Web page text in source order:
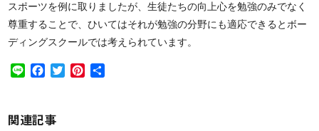
スポーツを例に取りましたが、生徒たちの向上心を勉強のみでなく
尊重することで、ひいてはそれが勉強の分野にも適応できるとボー
ディングスクールでは考えられています。
Line Facebook
TwitterPinterest
関連記事